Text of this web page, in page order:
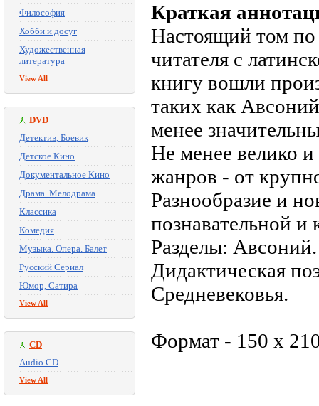
Философия
Хобби и досуг
Художественная
литература
View All
DVD
Детектив, Боевик
Детское Кино
Документальное Кино
Драма. Мелодрама
Классика
Комедия
Музыка. Опера. Балет
Русский Сериал
Юмор, Сатира
View All
CD
Audio CD
View All
Краткая
Настоящий том по
читателя с
книгу вошли
таких как
менее
Не менее велико и
жанров - от
Разнообразие и
познавательной и
Разделы:
Дидактическая
Средневековья.
Формат - 150 х